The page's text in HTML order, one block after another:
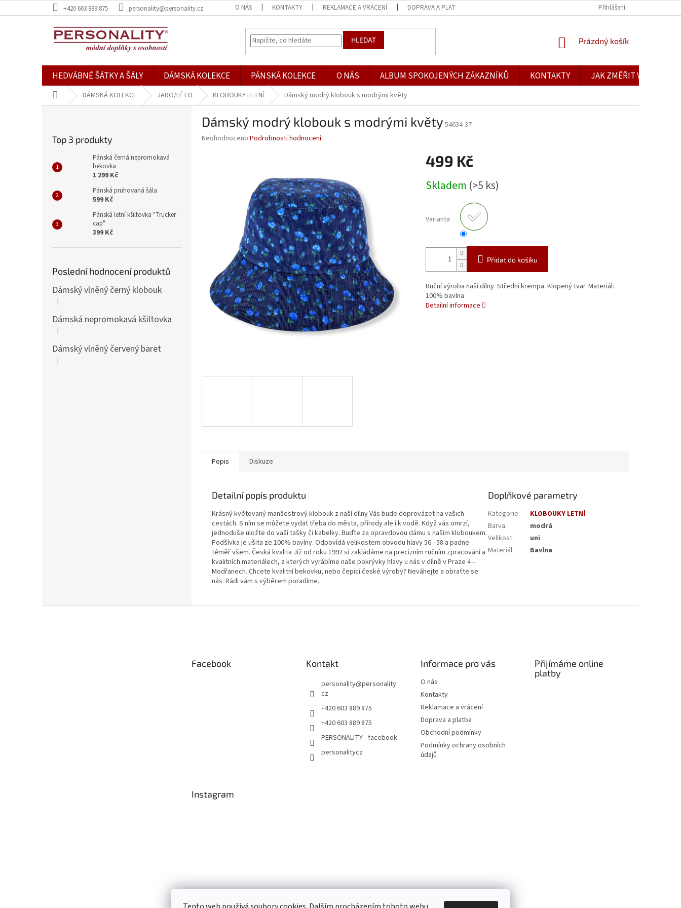
na
+420 603 889 875 personality@personality.cz O NÁS KONTAKTY REKLAMACE A VRÁCENÍ DOPRAVA A PLATBA PODMÍNKY OCHRANY OSOBNÍCH ÚDAJŮ
Přihlášení
HLEDAT
NÁKUPNÍ
Prázdný košík
HEDVÁBNÉ ŠÁTKY A ŠÁLY DÁMSKÁ KOLEKCE PÁNSKÁ KOLEKCE O NÁS ALBUM SPOKOJENÝCH ZÁKAZNÍKŮ KONTAKTY JAK ZMĚŘIT VELIKOST
Domů DÁMSKÁ KOLEKCE JARO/LÉTO KLOBOUKY LETNÍ Dámský modrý klobouk s modrými květy
Top 3 produkty
Pánská černá nepromokavá
bekovka
1 299 Kč
Pánská pruhovaná šála
599 Kč
Pánská letní kšiltovka "Trucker
cap"
399 Kč
Poslední hodnocení produktů
Dámský vlněný černý klobouk
Hodnocení produktu je 5 z 5 hvězdiček.
|
Dámská nepromokavá kšiltovka
Hodnocení produktu je 5 z 5 hvězdiček.
|
Dámský vlněný červený baret
Hodnocení produktu je 5 z 5 hvězdiček.
|
Dámský modrý klobouk s modrými květy 54634-37
Průměrné
Neohodnoceno Podrobnosti hodnocení
499 Kč
cena:
Skladem (>5 ks)
Varianta
Přidat do košíku
Ruční výroba naší dílny. Střední krempa. Klopený tvar. Materiál:
100% bavlna
Detailní informace
Popis Diskuze
Detailní popis produktu
Krásný květovaný manšestrový klobouk z naší dílny Vás bude doprovázet na vašich
cestách. S ním se můžete vydat třeba do města, přírody ale i k vodě. Když vás omrzí,
jednoduše uložte do vaší tašky či kabelky. Buďte za opravdovou dámu s naším kloboukem.
Podšívka je ušita ze 100% bavlny. Odpovídá velikostem obvodu hlavy 56 - 58 a padne
téměř všem. Česká kvalita Již od roku 1992 si zakládáme na precizním ručním zpracování a
kvalitních materiálech, z kterých vyrábíme naše pokrývky hlavy u nás v dílně v Praze 4 –
Modřanech. Chcete kvalitní bekovku, nebo čepici české výroby? Neváhejte a obraťte se
nás. Rádi vám s výběrem poradíme.
Doplňkové parametry
Kategorie:
KLOBOUKY LETNÍ
Barva:
modrá
Velikost:
uni
Materiál: Bavlna
Facebook Kontakt
personality@personality.
cz
+420 603 889 875
+420 603 889 875
PERSONALITY - facebook
personalitycz
Informace pro vás
O nás
Kontakty
Reklamace a vrácení
Doprava a platba
Obchodní podmínky
Podmínky ochrany osobních
údajů
Přijímáme online
platby
Instagram